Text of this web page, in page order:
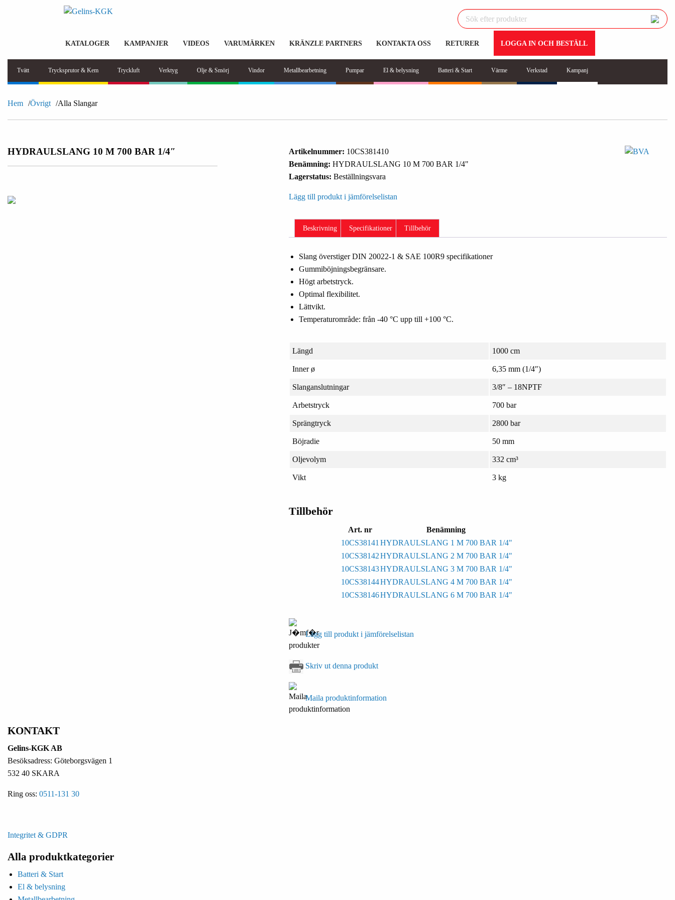
KATALOGER KAMPANJER VIDEOS VARUMÄRKEN KRÄNZLE PARTNERS KONTAKTA OSS RETURER LOGGA IN OCH BESTÄLL
Tvätt Trycksprutor & Kem Tryckluft Verktyg Olje & Smörj Vindor Metallbearbetning Pumpar El & belysning Batteri & Start Värme Verkstad Kampanj
Hem Övrigt Alla Slangar
HYDRAULSLANG 10 M 700 BAR 1/4″ Artikelnummer: 10CS381410
Benämning: HYDRAULSLANG 10 M 700 BAR 1/4"
Lagerstatus: Beställningsvara
Lägg till produkt i jämförelselistan
Beskrivning Specifikationer Tillbehör
Slang överstiger DIN 20022-1 & SAE 100R9 specifikationer
Gummiböjningsbegränsare.
Högt arbetstryck.
Optimal flexibilitet.
Lättvikt.
Temperaturområde: från -40 °C upp till +100 °C.
Längd 1000 cm
Inner ø 6,35 mm (1/4″)
Slanganslutningar 3/8″ – 18NPTF
Arbetstryck 700 bar
Sprängtryck 2800 bar
Böjradie 50 mm
Oljevolym 332 cm³
Vikt 3 kg
Tillbehör
Art. nr
Benämning
10CS38141HYDRAULSLANG 1 M 700 BAR 1/4"
10CS38142HYDRAULSLANG 2 M 700 BAR 1/4"
10CS38143HYDRAULSLANG 3 M 700 BAR 1/4"
10CS38144HYDRAULSLANG 4 M 700 BAR 1/4"
10CS38146HYDRAULSLANG 6 M 700 BAR 1/4"
Lägg till produkt i jämförelselistan
Skriv ut denna produkt
Maila produktinformation
KONTAKT
Gelins-KGK AB
Besöksadress: Göteborgsvägen 1
532 40 SKARA
Ring oss: 0511-131 30
Integritet & GDPR
Alla produktkategorier
Batteri & Start
El & belysning